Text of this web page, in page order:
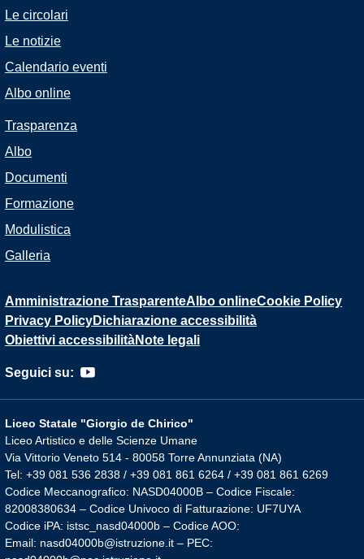
Le circolari
Le notizie
Calendario eventi
Albo online
Trasparenza
Albo
Documenti
Formazione
Modulistica
Galleria
Amministrazione TrasparenteAlbo onlineCookie Policy
Privacy PolicyDichiarazione accessibilità
Obiettivi accessibilitàNote legali
Seguici su:
Liceo Statale "Giorgio de Chirico"
Liceo Artistico e delle Scienze Umane
Via Vittorio Veneto 514 - 80058 Torre Annunziata (NA)
Tel: +39 081 536 2838 / +39 081 861 6264 / +39 081 861 6269
Codice Meccanografico: NASD04000B – Codice Fiscale:
82008380634 – Codice Univoco di Fatturazione: UF7UYA
Codice iPA: istsc_nasd04000b – Codice AOO:
Email: nasd04000b@istruzione.it – PEC: